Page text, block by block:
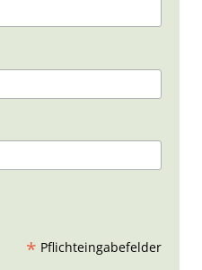
* Pflichteingabefelder